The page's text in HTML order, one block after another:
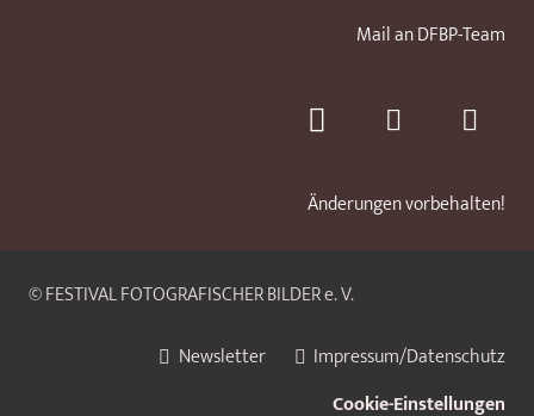
Mail an DFBP-Team
Änderungen vorbehalten!
© FESTIVAL FOTOGRAFISCHER BILDER e. V.
Newsletter
Impressum/Datenschutz
Cookie-Einstellungen